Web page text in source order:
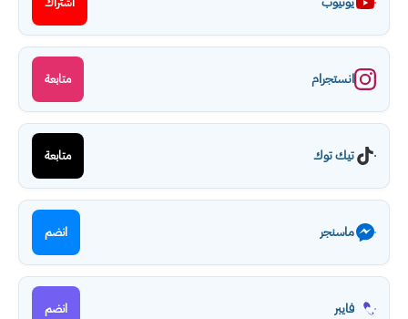
انستجرام متابعة
تيك توك متابعة
ماسنجر انضم
فايبر انضم